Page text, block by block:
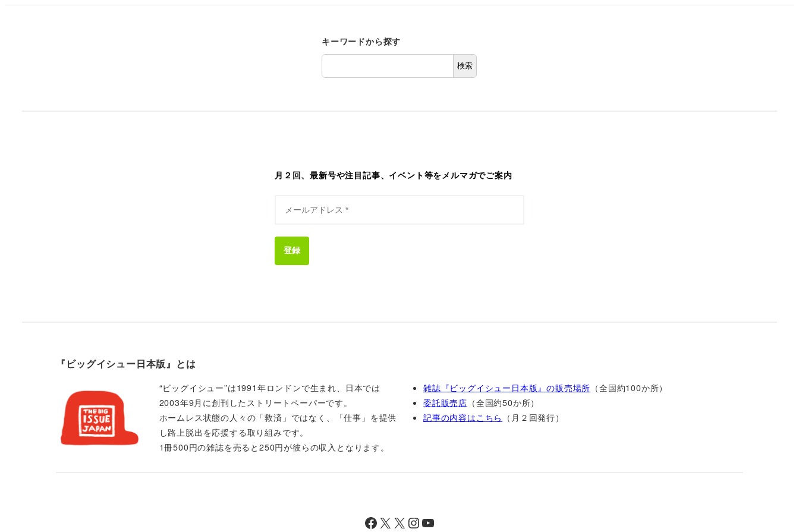
キーワードから探す
検索
月２回、最新号や注目記事、イベント等をメルマガでご案内
登録
『ビッグイシュー日本版』とは
“ビッグイシュー”は1991年ロンドンで生まれ、日本では
2003年9月に創刊したストリートペーパーです。
ホームレス状態の人々の「救済」ではなく、「仕事」を提供
し路上脱出を応援する取り組みです。
1冊500円の雑誌を売ると250円が彼らの収入となります。
雑誌『ビッグイシュー日本版』の販売場所 （全国約100か所）
委託販売店 （全国約50か所）
記事の内容はこちら （月２回発行）
Facebook X X InstagramYouTube